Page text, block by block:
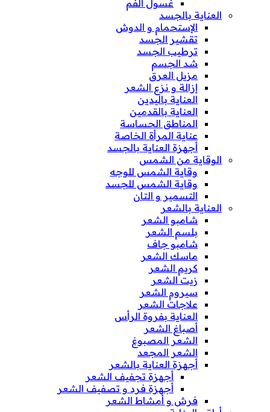
غسول الفم
العناية بالجسد
الإستحمام و الدوش
تقشير الجسد
ترطيب الجسد
شد الجسم
مزيل العرق
إزالة و نزع الشعر
العناية باليدين
العناية بالقدمين
المناطق الحساسة
عناية المرأة الخاصة
أجهزة العناية بالجسد
الوقاية من الشمس
وقاية الشمس للوجه
وقاية الشمس للجسد
التسمير و التان
العناية بالشعر
شامبو الشعر
بلسم الشعر
شامبو جاف
ماسك الشعر
كريم الشعر
زيت الشعر
سيروم الشعر
علاجات الشعر
العناية بفروة الرأس
أصباغ الشعر
الشعر المصبوغ
الشعر المجعد
أجهزة العناية بالشعر
أجهزة تجفيف الشعر
أجهزة فرد و تصفيف الشعر
فرش و أمشاط الشعر